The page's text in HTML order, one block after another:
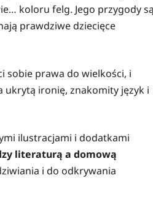
koloru felg. Jego przygody
prawdziwe dziecięce
sobie prawa do wielkości, i
ukrytą ironię, znakomity język i
ilustracjami i dodatkami
literaturą a domową
i do odkrywania